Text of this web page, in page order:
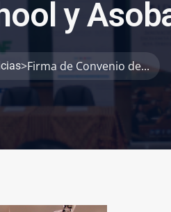
ool yAsob
>Firma de Convenio de...